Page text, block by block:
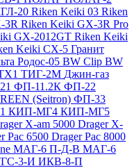
20 Riken Keiki 03 Riken
3R Riken Keiki GX-3R Pro
GX-2012GT Riken Keiki
Keiki CX-5 Гранит
Родос-05 BW Clip BW
ТИГ-2М Джин-газ
ФП-11.2К ФП-22
(Seitron) ФП-33
КИП-МГ4 КИП-МГ5
X-am 5000 Drager X-
Pac 6500 Drager Pac 8000
МАГ-6 П-Д-В МАГ-6
3-И ИКВ-8-П